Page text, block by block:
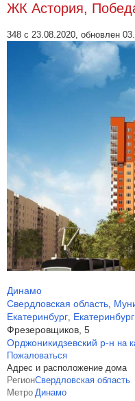
ЖК Астория,
348 с 23.08.2020, обновлен
Динамо
Свердловская область,
Екатеринбург, Екатеринбург
Фрезеровщиков, 5
Орджоникидзевский р-н на
Пожаловаться
Адрес и расположение дома
РегионСвердловская область
Метро Динамо